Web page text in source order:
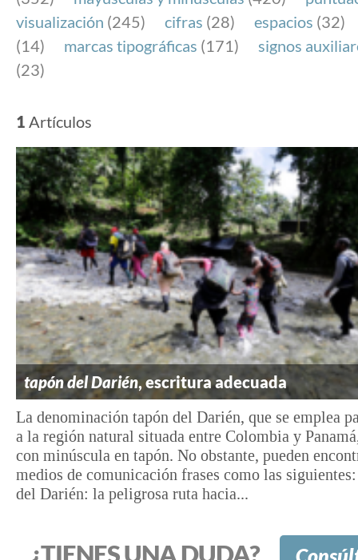
visualización (245) cifras (28) espacios (32)
(14)
marcas tipográficas (171)
signos
(23)
1 Artículos
tapón del Darién, escritura adecuada
La denominación tapón del Darién, que se emplea
a la región natural situada entre Colombia y
con minúscula en tapón. No obstante, pueden
medios de comunicación frases como las
del Darién: la peligrosa ruta hacia...
¿TIENES UNA DUDA?